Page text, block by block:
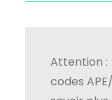
Attention :
codes